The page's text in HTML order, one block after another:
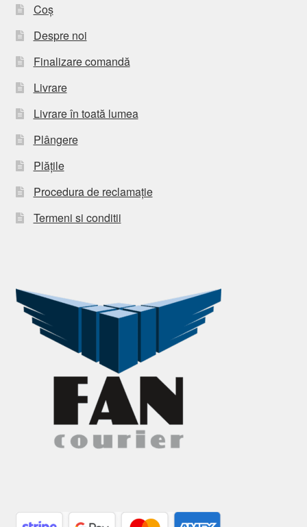
Coș
Despre noi
Finalizare comandă
Livrare
Livrare în toată lumea
Plângere
Plățile
Procedura de reclamație
Termeni si conditii